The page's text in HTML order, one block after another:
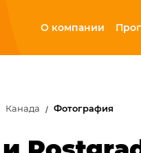
О компании
Канада Фотография